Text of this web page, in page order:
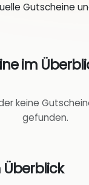
Gutscheine
im
keine
gefunden.
Überblick